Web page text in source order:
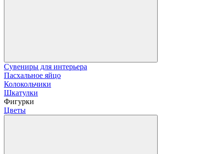
Сувениры для интерьера
Пасхальное яйцо
Колокольчики
Шкатулки
Фигурки
Цветы